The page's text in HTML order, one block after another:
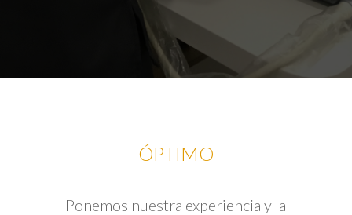
ÓPTIMO
Ponemos nuestra experiencia y la